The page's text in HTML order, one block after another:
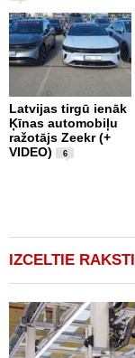
Latvijas tirgū ienāk
Ķīnas automobiļu
ražotājs Zeekr (+
VIDEO)
6
IZCELTIE RAKSTI